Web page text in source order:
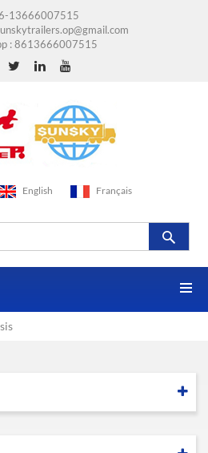
13666007515
:8613666007515
English Français